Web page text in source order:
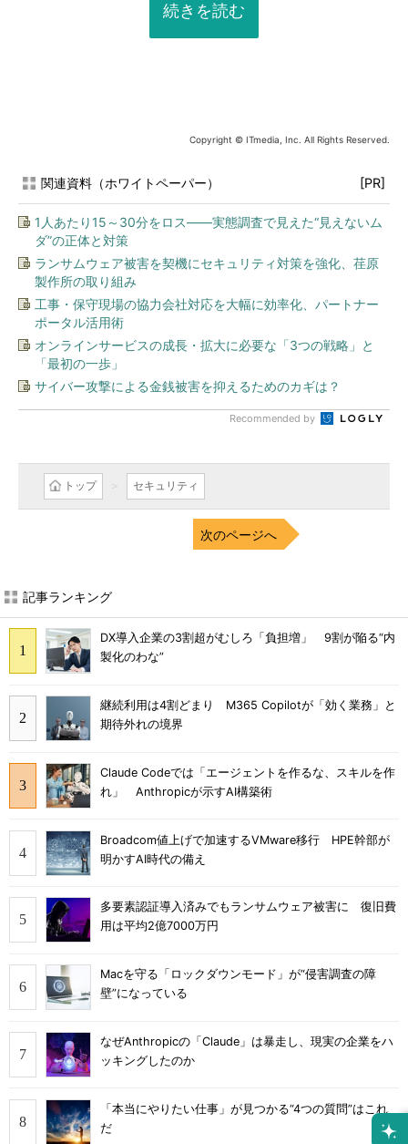
続きを読む
Copyright © ITmedia, Inc. All Rights Reserved.
関連資料（ホワイトペーパー） [PR]
1人あたり15～30分をロス――実態調査で見えた“見えないム
ダ”の正体と対策
ランサムウェア被害を契機にセキュリティ対策を強化、荏原
製作所の取り組み
工事・保守現場の協力会社対応を大幅に効率化、パートナー
ポータル活用術
オンラインサービスの成長・拡大に必要な「3つの戦略」と
「最初の一歩」
サイバー攻撃による金銭被害を抑えるためのカギは？
Recommended by
トップ セキュリティ
次のページへ
記事ランキング
DX導入企業の3割超がむしろ「負担増」 9割が陥る“内
製化のわな”
継続利用は4割どまり M365 Copilotが「効く業務」と
期待外れの境界
Claude Codeでは「エージェントを作るな、スキルを作
れ」 Anthropicが示すAI構築術
Broadcom値上げで加速するVMware移行 HPE幹部が
明かすAI時代の備え
多要素認証導入済みでもランサムウェア被害に 復旧費
用は平均2億7000万円
Macを守る「ロックダウンモード」が“侵害調査の障
壁”になっている
なぜAnthropicの「Claude」は暴走し、現実の企業をハ
ッキングしたのか
「本当にやりたい仕事」が見つかる“4つの質問”はこれ
だ